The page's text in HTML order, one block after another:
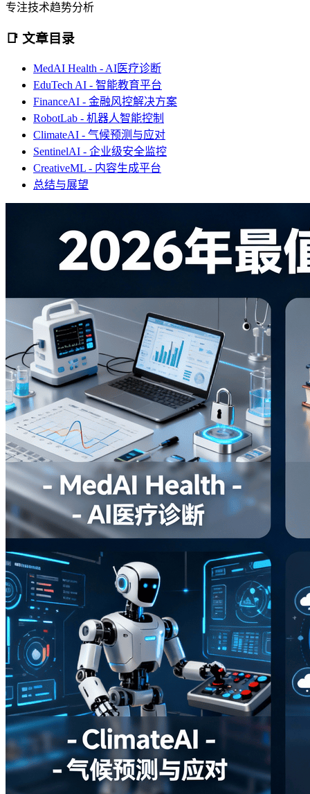
专注技术趋势分析
📑 文章目录
MedAI Health - AI医疗诊断
EduTech AI - 智能教育平台
FinanceAI - 金融风控解决方案
RobotLab - 机器人智能控制
ClimateAI - 气候预测与应对
SentinelAI - 企业级安全监控
CreativeML - 内容生成平台
总结与展望